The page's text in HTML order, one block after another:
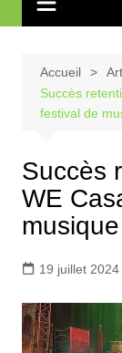
Accueil
Succès
festival de
Succès
WE
19 juillet 2024